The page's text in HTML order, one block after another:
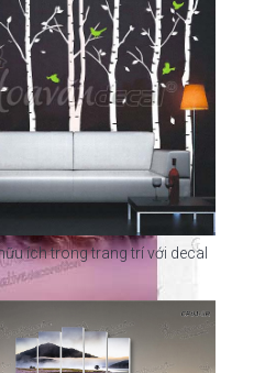
ích trong trang trí với decal